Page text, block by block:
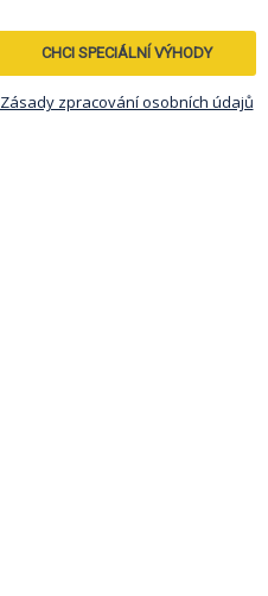
CHCI SPECIÁLNÍ VÝHODY
Zásady zpracování osobních údajů